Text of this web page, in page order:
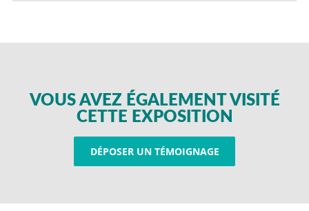
VOUS AVEZ ÉGALEMENT VISITÉ
CETTE EXPOSITION
DÉPOSER UN TÉMOIGNAGE